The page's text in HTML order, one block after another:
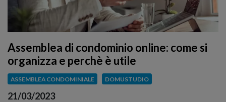
Assemblea di condominio online: come si
organizza e perchè è utile
ASSEMBLEA CONDOMINIALE DOMUSTUDIO
21/03/2023